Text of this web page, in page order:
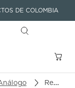
DE COLOMBIA
Reloj Oris Aquis Date 01 733 7792 4150-07 8 19 05P